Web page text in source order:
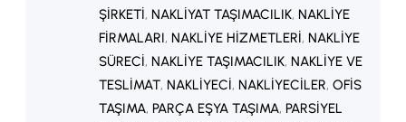
ŞIRKETI, NAKLIYAT TAŞIMACILIK, NAKLIYE
FIRMALARI, NAKLIYE HIZMETLERI, NAKLIYE
SÜRECI, NAKLIYE TAŞIMACILIK, NAKLIYE VE
TESLIMAT, NAKLIYECI, NAKLIYECILER, OFIS
TAŞIMA, PARÇA EŞYA TAŞIMA, PARSIYEL